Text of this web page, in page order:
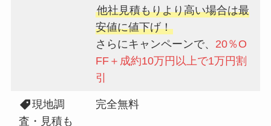
他社見積もりより高い場合は最
安値に値下げ！
さらにキャンペーンで、 20％O
FF＋成約10万円以上で1万円割
引
現地調
査・見積も
完全無料